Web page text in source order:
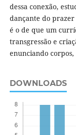
dessa conexão,
dançante do
é o de que um
transgressão e
enunciando
DOWNLOADS